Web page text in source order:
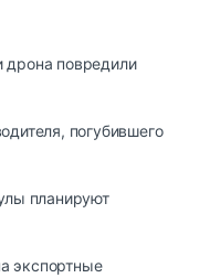
дрона повредили
погубившего
планируют
экспортные